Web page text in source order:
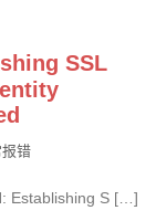
SSL
错
Establishing S […]